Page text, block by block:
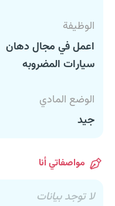
الوظيفة
اعمل في مجال دهان
سيارات المضروبه
الوضع المادي
جيد
مواصفاتي أنا
لا توجد بيانات